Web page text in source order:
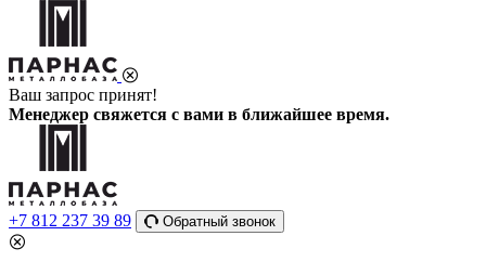
Ваш запрос принят!
Менеджер свяжется с вами в ближайшее время.
+7 812 237 39 89 Обратный звонок